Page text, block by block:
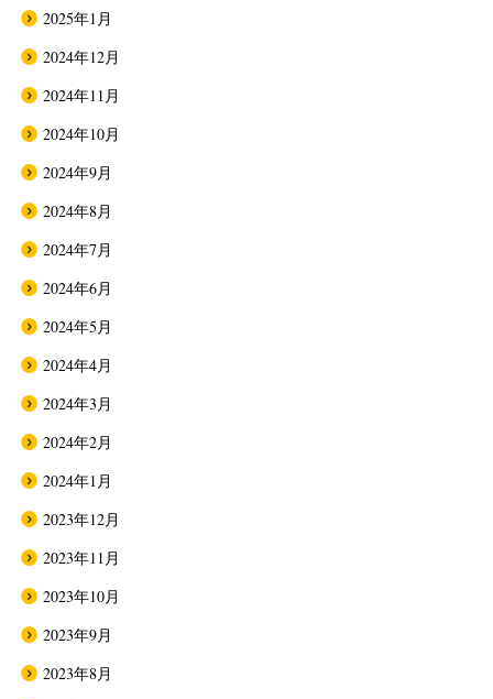
2025年1月
2024年12月
2024年11月
2024年10月
2024年9月
2024年8月
2024年7月
2024年6月
2024年5月
2024年4月
2024年3月
2024年2月
2024年1月
2023年12月
2023年11月
2023年10月
2023年9月
2023年8月